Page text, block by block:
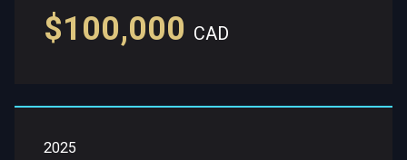
$100,000 CAD
2025